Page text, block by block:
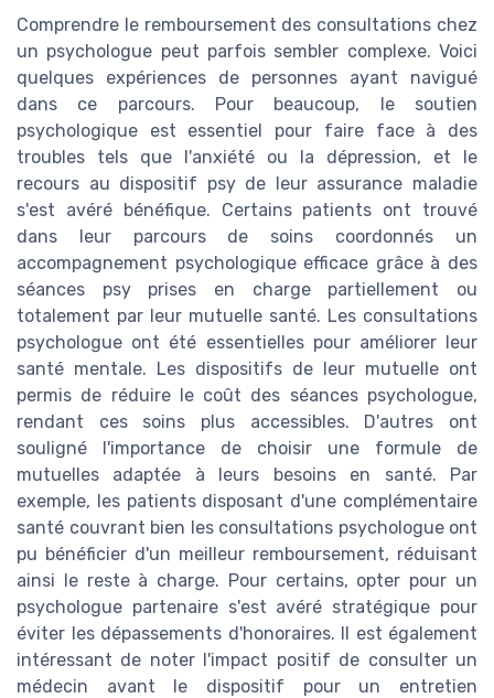
Comprendre le remboursement des consultations chez
un psychologue peut parfois sembler complexe. Voici
quelques expériences de personnes ayant navigué
dans ce parcours. Pour beaucoup, le soutien
psychologique est essentiel pour faire face à des
troubles tels que l'anxiété ou la dépression, et le
recours au dispositif psy de leur assurance maladie
s'est avéré bénéfique. Certains patients ont trouvé
dans leur parcours de soins coordonnés un
accompagnement psychologique efficace grâce à des
séances psy prises en charge partiellement ou
totalement par leur mutuelle santé. Les consultations
psychologue ont été essentielles pour améliorer leur
santé mentale. Les dispositifs de leur mutuelle ont
permis de réduire le coût des séances psychologue,
rendant ces soins plus accessibles. D'autres ont
souligné l'importance de choisir une formule de
mutuelles adaptée à leurs besoins en santé. Par
exemple, les patients disposant d'une complémentaire
santé couvrant bien les consultations psychologue ont
pu bénéficier d'un meilleur remboursement, réduisant
ainsi le reste à charge. Pour certains, opter pour un
psychologue partenaire s'est avéré stratégique pour
éviter les dépassements d'honoraires. Il est également
intéressant de noter l'impact positif de consulter un
médecin avant le dispositif pour un entretien